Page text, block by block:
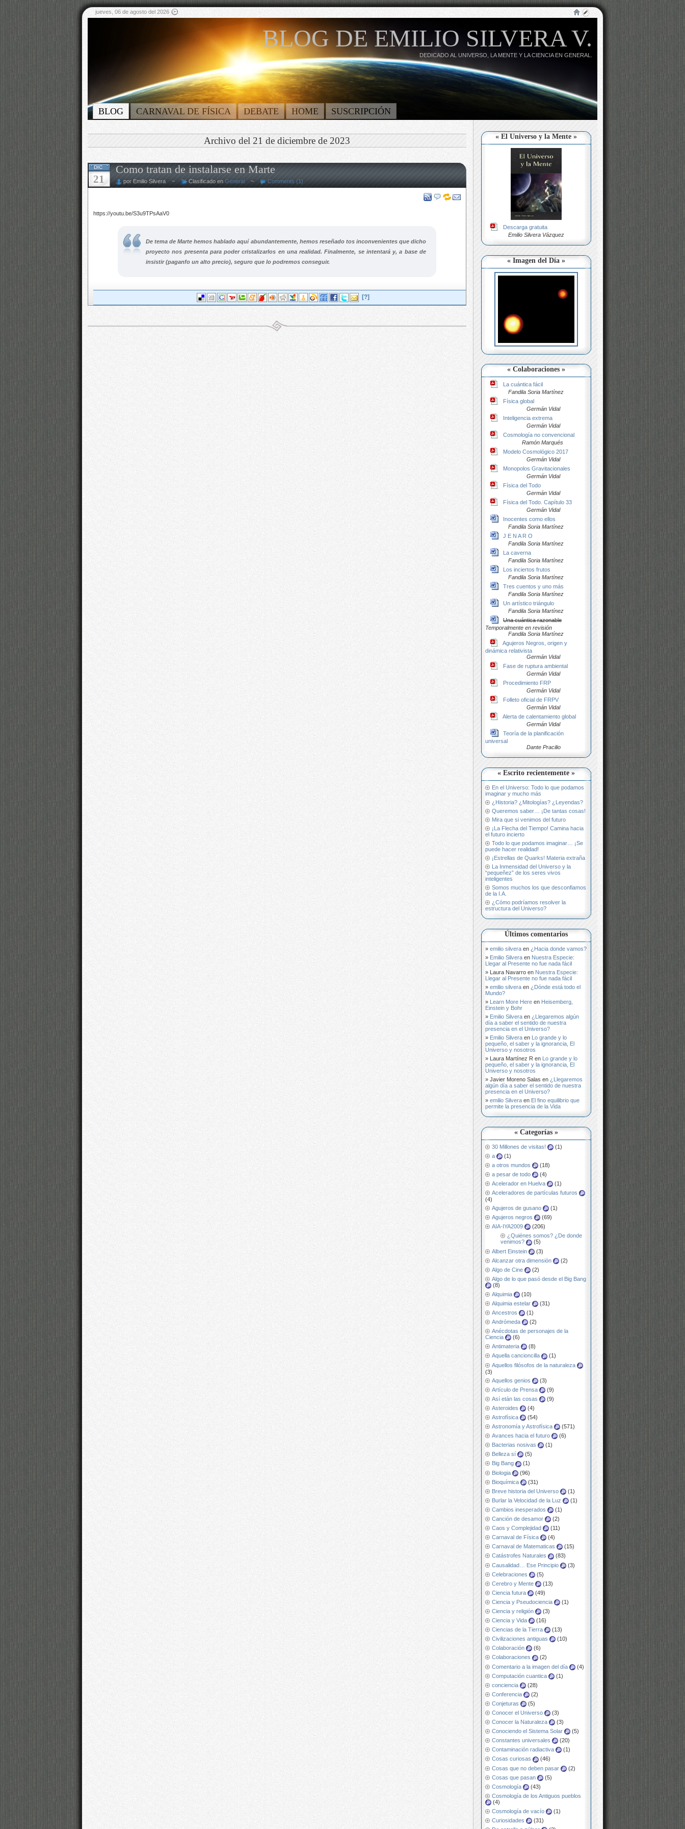
jueves, 06 de agosto del 2026
BLOG DE EMILIO SILVERA V.
DEDICADO AL UNIVERSO, LA MENTE Y LA CIENCIA EN GENERAL.
BLOG CARNAVAL DE FÍSICA DEBATE HOME SUSCRIPCIÓN
« El Universo y la Mente »
Descarga gratuita
Emilio Silvera Vázquez
« Imagen del Día »
« Colaboraciones »
La cuántica fácil
Fandila Soria Martínez
Física global
Germán Vidal
Inteligencia extrema
Germán Vidal
Cosmología no convencional
Ramón Marqués
Modelo Cosmológico 2017
Germán Vidal
Monopolos Gravitacionales
Germán Vidal
Física del Todo
Germán Vidal
Física del Todo. Capítulo 33
Germán Vidal
Inocentes como ellos
Fandila Soria Martínez
J E N A R O
Fandila Soria Martínez
La caverna
Fandila Soria Martínez
Los inciertos frutos
Fandila Soria Martínez
Tres cuentos y uno más
Fandila Soria Martínez
Un artístico triángulo
Fandila Soria Martínez
Una cuántica razonable
Temporalmente en revisión
Fandila Soria Martínez
Agujeros Negros, origen y
dinámica relativista
Germán Vidal
Fase de ruptura ambiental
Germán Vidal
Procedimiento FRP
Germán Vidal
Folleto oficial de FRPV
Germán Vidal
Alerta de calentamiento global
Germán Vidal
Teoría de la planificación
universal
Dante Pracilio
« Escrito recientemente »
En el Universo: Todo lo que podamos
imaginar y mucho más
¿Historia? ¿Mitologías? ¿Leyendas?
Queremos saber… ¡De tantas cosas!
Mira que si venimos del futuro
¡La Flecha del Tiempo! Camina hacia
el futuro incierto
Todo lo que podamos imaginar… ¡Se
puede hacer realidad!
¡Estrellas de Quarks! Materia extraña
La Inmensidad del Universo y la
“pequeñez” de los seres vivos
inteligentes
Somos muchos los que desconfiamos
de la I.A.
¿Cómo podríamos resolver la
estructura del Universo?
Últimos comentarios
emilio silvera en ¿Hacia donde vamos?
Emilio Silvera en Nuestra Especie:
Llegar al Presente no fue nada fácil
Laura Navarro en Nuestra Especie:
Llegar al Presente no fue nada fácil
emilio silvera en ¿Dónde está todo el
Mundo?
Learn More Here en Heisemberg,
Einstein y Bohr
Emilio Silvera en ¿Llegaremos algún
día a saber el sentido de nuestra
presencia en el Universo?
Emilio Silvera en Lo grande y lo
pequeño, el saber y la ignorancia, El
Universo y nosotros
Laura Martínez R en Lo grande y lo
pequeño, el saber y la ignorancia, El
Universo y nosotros
Javier Moreno Salas en ¿Llegaremos
algún día a saber el sentido de nuestra
presencia en el Universo?
emilio Silvera en El fino equilibrio que
permite la presencia de la Vida
« Categorías »
30 Millones de visitas!
(1)
a
(1)
a otros mundos
(18)
a pesar de todo
(4)
Acelerador en Huelva
(1)
Aceleradores de partículas futuros
(4)
Agujeros de gusano
(1)
Agujeros negros
(69)
AIA-IYA2009
(206)
¿Quiénes somos? ¿De donde
venimos?
(5)
Albert Einstein
(3)
Alcanzar otra dimensión
(2)
Algo de Cine
(2)
Algo de lo que pasó desde el Big Bang
(8)
Alquimia
(10)
Alquimia estelar
(31)
Ancestros
(1)
Andrómeda
(2)
Anécdotas de personajes de la
Ciencia
(6)
Antimateria
(8)
Aquella cancioncilla
(1)
Aquellos filósofos de la naturaleza
(3)
Aquellos genios
(3)
Artículo de Prensa
(9)
Así etán las cosas
(9)
Asteroides
(4)
Astrofísica
(54)
Astronomía y Astrofísica
(571)
Avances hacia el futuro
(6)
Bacterias nosivas
(1)
Belleza sí
(5)
Big Bang
(1)
Biologia
(96)
Bioquímica
(31)
Breve historia del Universo
(1)
Burlar la Velocidad de la Luz
(1)
Cambios inesperados
(1)
Canción de desamor
(2)
Caos y Complejidad
(11)
Carnaval de Física
(4)
Carnaval de Matematicas
(15)
Catástrofes Naturales
(83)
Causalidad… Ese Principio
(3)
Celebraciones
(5)
Cerebro y Mente
(13)
Ciencia futura
(49)
Ciencia y Pseudociencia
(1)
Ciencia y religión
(3)
Ciencia y Vida
(16)
Ciencias de la Tierra
(13)
Civilizaciones antiguas
(10)
Colaboración
(6)
Colaboraciones
(2)
Comentario a la imagen del día
(4)
Computación cuantica
(1)
conciencia
(28)
Conferencia
(2)
Conjeturas
(5)
Conocer el Universo
(3)
Conocer la Naturaleza
(3)
Conociendo el Sistema Solar
(5)
Constantes universales
(20)
Contaminación radiactiva
(1)
Cosas curiosas
(46)
Cosas que no deben pasar
(2)
Cosas que pasan
(5)
Cosmología
(43)
Cosmología de los Antiguos pueblos
(4)
Cosmología de vacío
(1)
Curiosidades
(31)
Archivo del 21 de diciembre de 2023
DIC
21
Como tratan de instalarse en Marte
por Emilio Silvera ~ Clasificado en General ~ Comments (1)
https://youtu.be/S3u9TPsAaV0
De tema de Marte hemos hablado aquí abundantemente, hemos reseñado tos inconvenientes que dicho
proyecto nos presenta para poder cristalizarlos en una realidad. Finalmente, se intentará y, a base de
insistir (paganfo un alto precio), seguro que lo podremos conseguir.
[?]